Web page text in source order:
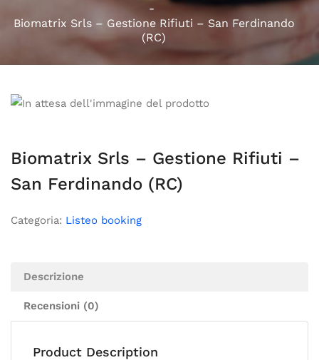
Biomatrix Srls – Gestione Rifiuti – San Ferdinando
(RC)
Biomatrix Srls – Gestione Rifiuti –
San Ferdinando (RC)
Categoria: Listeo booking
Descrizione
Recensioni (0)
Product Description